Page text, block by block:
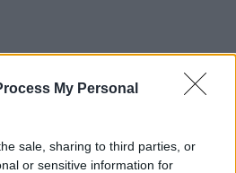
My Personal
sale, sharing to third parties, or
or sensitive information for